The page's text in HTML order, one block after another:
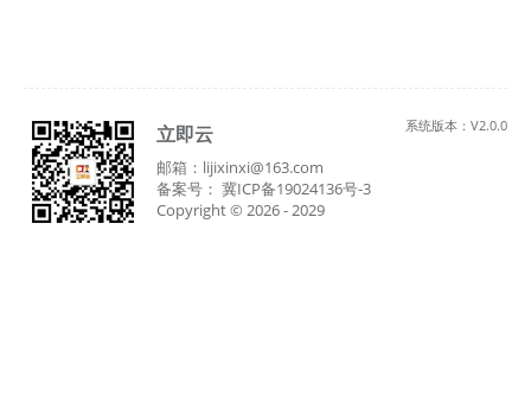
立即云
邮箱：lijixinxi@163.com
备案号： 冀ICP备19024136号-3
Copyright © 2026 - 2029
系统版本：V2.0.0